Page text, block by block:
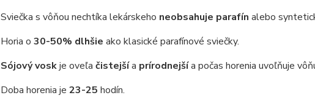
Sviečka s vôňou nechtíka lekárskeho neobsahuje parafín alebo
Horia o 30-50% dlhšie ako klasické parafínové sviečky.
Sójový voskje oveľa čistejšía prírodnejšía počas horenia uvoľňuje
Doba horenia je 23-25 hodín.